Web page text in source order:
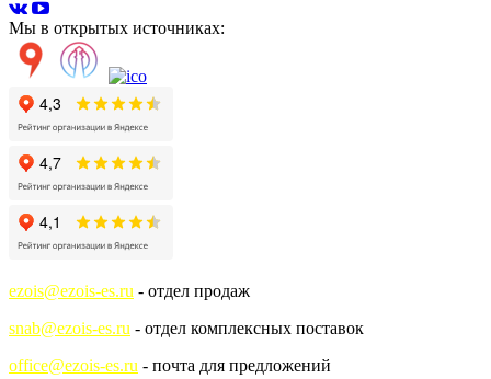
Мы в открытых источниках:
ezois@ezois-es.ru - отдел продаж
snab@ezois-es.ru - отдел комплексных поставок
office@ezois-es.ru - почта для предложений